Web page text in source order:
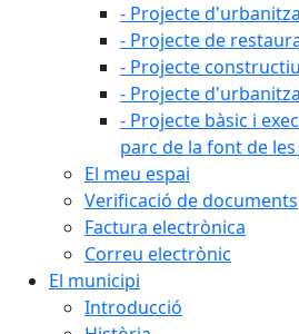
- Projecte
- Projecte de
- Projecte
- Projecte
- Projecte bàsic i
parc de la font de
El meu espai
Verificació de documents
Factura electrònica
Correu electrònic
El municipi
Introducció